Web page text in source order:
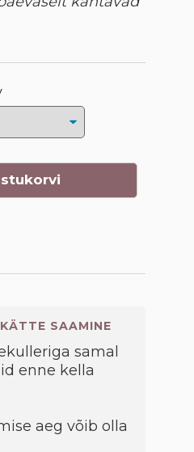
SAAMINE
samal
enne kella
aeg võib olla